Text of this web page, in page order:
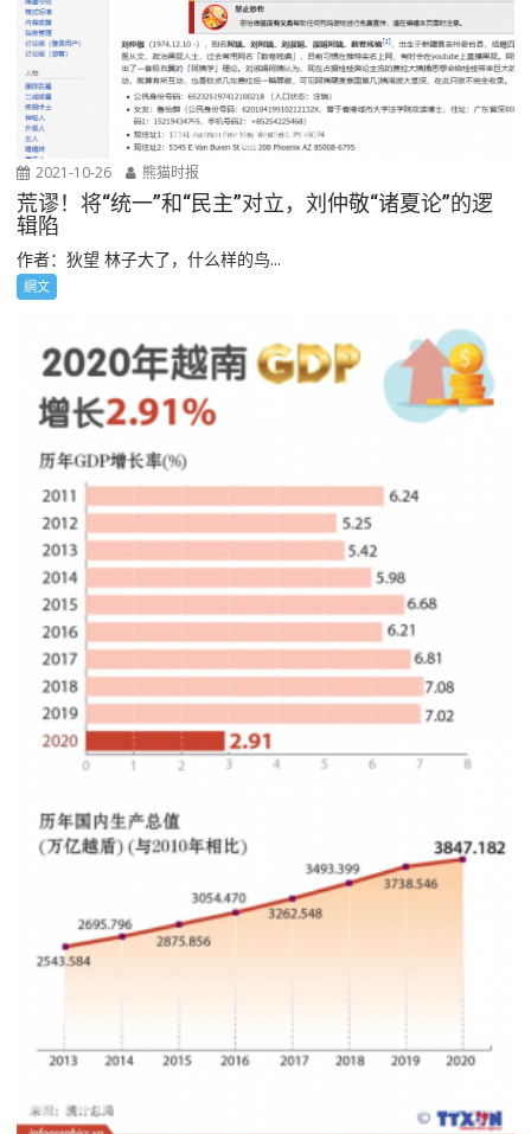
2021-10-26 熊猫时报
荒谬！将“统一”和“民主”对立，刘仲敬“诸夏论”的逻
辑陷
作者：狄望 林子大了，什么样的鸟...
網文